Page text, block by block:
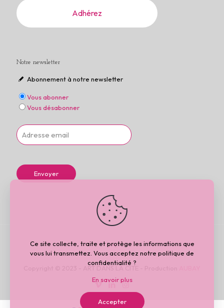
Adhérez
Notre newsletter
Abonnement à notre newsletter
Vous abonner
Vous désabonner
Ce site collecte, traite et protège les informations que
vous lui transmettez. Vous acceptez notre politique de
confidentialité ?
En savoir plus
Accepter